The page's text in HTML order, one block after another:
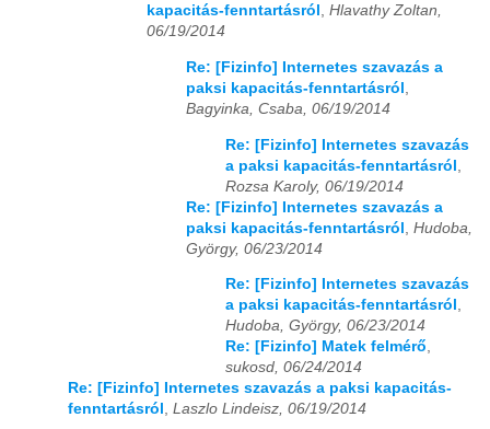
kapacitás-fenntartásról , Hlavathy Zoltan,
06/19/2014
Re: [Fizinfo] Internetes szavazás a
paksi kapacitás-fenntartásról
Bagyinka, Csaba, 06/19/2014
Re: [Fizinfo] Internetes szavazás
a paksi kapacitás-fenntartásról
Rozsa Karoly, 06/19/2014
Re: [Fizinfo] Internetes szavazás a
paksi kapacitás-fenntartásról Hudoba,
György, 06/23/2014
Re: [Fizinfo] Internetes szavazás
a paksi kapacitás-fenntartásról ,
Hudoba, György, 06/23/2014
Re: [Fizinfo] Matek felmérő,
sukosd, 06/24/2014
Re: [Fizinfo] Internetes szavazás a paksi kapacitás-
fenntartásról , Laszlo Lindeisz, 06/19/2014